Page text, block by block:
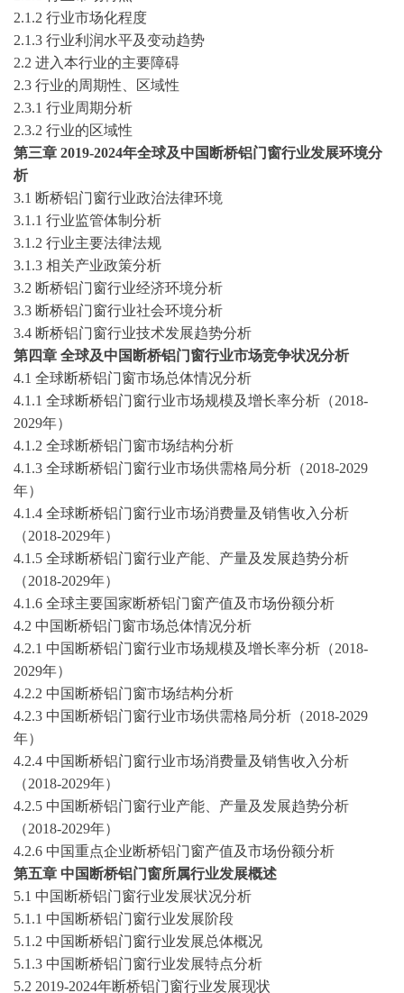
2.1.2 行业市场化程度
2.1.3 行业利润水平及变动趋势
2.2 进入本行业的主要障碍
2.3 行业的周期性、区域性
2.3.1 行业周期分析
2.3.2 行业的区域性
第三章 2019-2024年全球及中国 断桥铝门窗行业发展环境分
析
3.1 断桥铝门窗行业政治法律环境
3.1.1 行业监管体制分析
3.1.2 行业主要法律法规
3.1.3 相关产业政策分析
3.2 断桥铝门窗行业经济环境分析
3.3 断桥铝门窗行业社会环境分析
3.4 断桥铝门窗行业技术发展趋势分析
第四章 全球及中国 断桥铝门窗行业市场竞争状况分析
4.1 全球断桥铝门窗市场总体情况分析
4.1.1 全球断桥铝门窗行业市场规模及增长率分析（2018-
2029年）
4.1.2 全球断桥铝门窗市场结构分析
4.1.3 全球断桥铝门窗行业市场供需格局分析 （2018-2029
年）
4.1.4 全球断桥铝门窗行业市场消费量及销售收入分析
（2018-2029年）
4.1.5 全球断桥铝门窗行业产能、产量及发展趋势分析
（2018-2029年）
4.1.6 全球主要国家断桥铝门窗产值及市场份额分析
4.2 中国 断桥铝门窗市场总体情况分析
4.2.1 中国 断桥铝门窗行业市场规模及增长率分析（2018-
2029年）
4.2.2 中国 断桥铝门窗市场结构分析
4.2.3 中国 断桥铝门窗行业市场供需格局分析 （2018-2029
年）
4.2.4 中国 断桥铝门窗行业市场消费量及销售收入分析
（2018-2029年）
4.2.5 中国 断桥铝门窗行业产能、产量及发展趋势分析
（2018-2029年）
4.2.6 中国重点企业断桥铝门窗产值及市场份额分析
第五章 中国 断桥铝门窗所属行业发展概述
5.1 中国 断桥铝门窗行业发展状况分析
5.1.1 中国 断桥铝门窗行业发展阶段
5.1.2 中国 断桥铝门窗行业发展总体概况
5.1.3 中国 断桥铝门窗行业发展特点分析
5.2 2019-2024年断桥铝门窗行业发展现状